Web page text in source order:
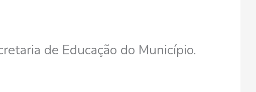
de Educação do Município.